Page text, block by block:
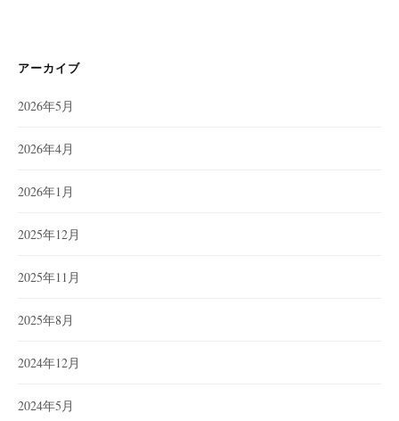
アーカイブ
2026年5月
2026年4月
2026年1月
2025年12月
2025年11月
2025年8月
2024年12月
2024年5月